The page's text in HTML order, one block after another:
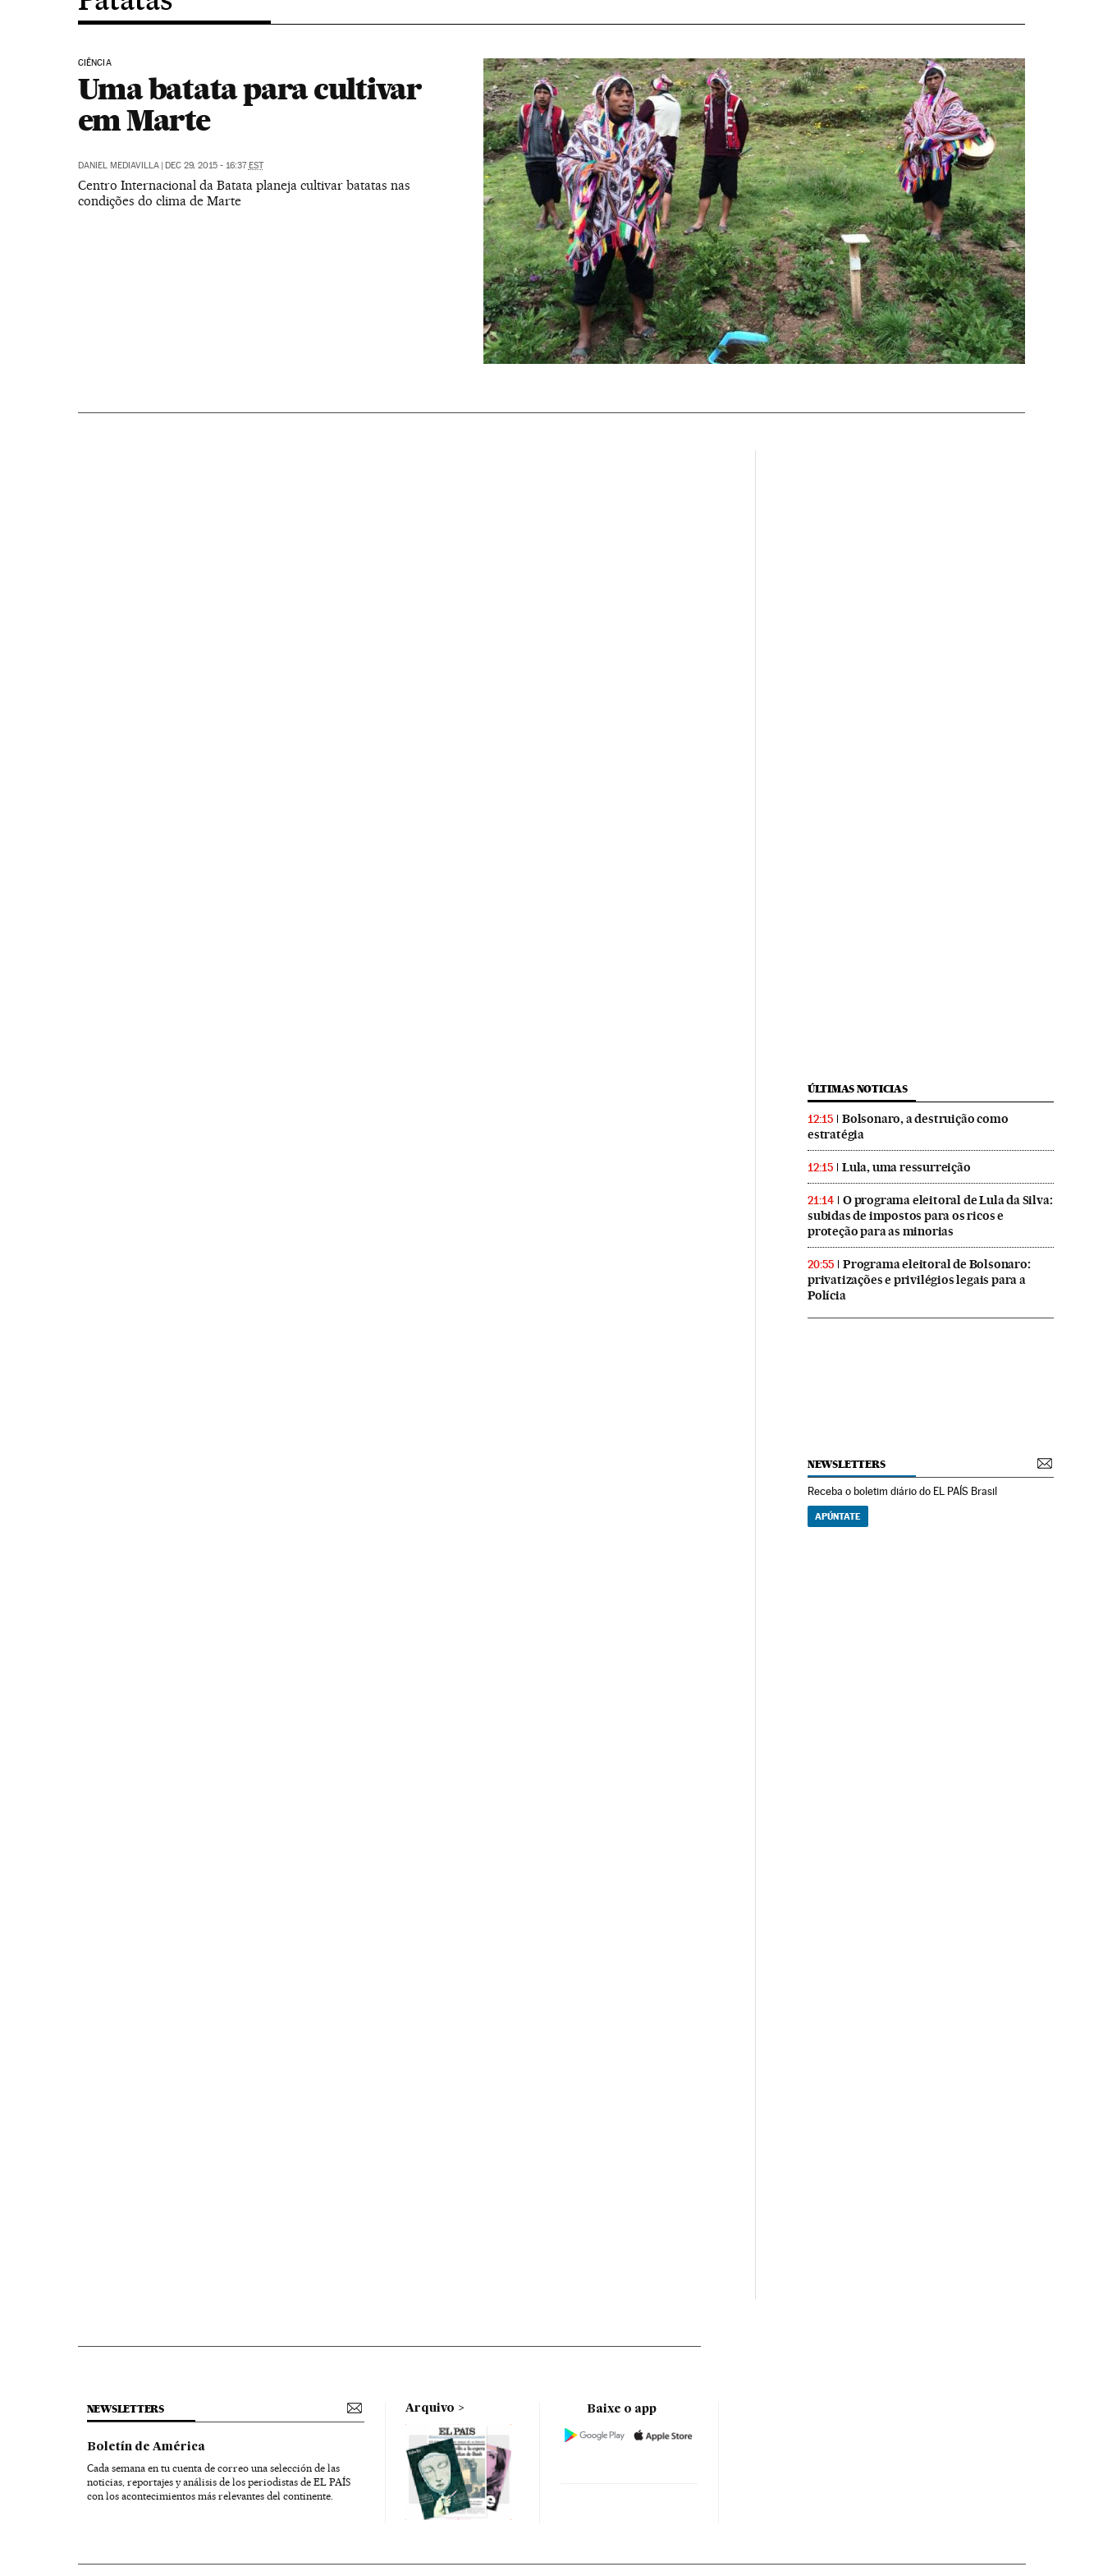
CIÊNCIA
Uma batata para cultivar
em Marte
DANIEL MEDIAVILLA | DEC 29, 2015 - 16:37EST
Centro Internacional da Batata planeja cultivar batatas nas
condições do clima de Marte
ÚLTIMAS NOTICIAS
12:15
Bolsonaro, a destruição como
estratégia
12:15 Lula, uma ressurreição
21:14
O programa eleitoral de Lula da Silva:
subidas de impostos para os ricos e
proteção para as minorias
20:55
Programa eleitoral de Bolsonaro:
privatizações e privilégios legais para a
Polícia
NEWSLETTERS
Receba o boletim diário do EL PAÍS Brasil
APÚNTATE
NEWSLETTERS
Boletín de América
Cada semana en tu cuenta de correo una selección de las
noticias, reportajes y análisis de los periodistas de EL PAÍS
con los acontecimientos más relevantes del continente.
Arquivo Baixe o app